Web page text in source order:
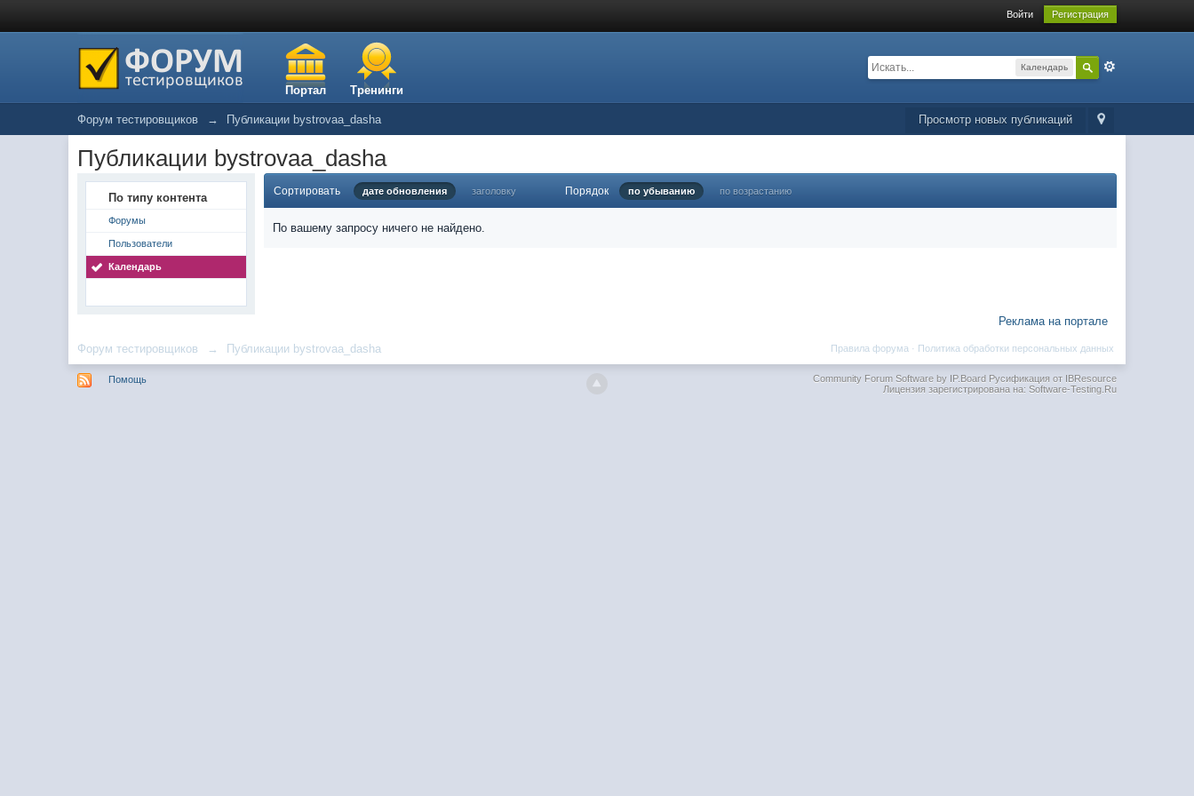
Войти Регистрация
Портал Тренинги
Календарь
Просмотр новых публикаций
Форум тестировщиков → Публикации bystrovaa_dasha
Публикации bystrovaa_dasha
По типу контента
Форумы
Пользователи
Календарь
Сортировать дате обновления заголовку Порядок по убыванию по возрастанию
По вашему запросу ничего не найдено.
Реклама на портале
Форум тестировщиков → Публикации bystrovaa_dasha Политика обработки персональных данных
Правила форума ·
Помощь Community Forum Software by IP.BoardРусификация от IBResource
Лицензия зарегистрирована на: Software-Testing.Ru